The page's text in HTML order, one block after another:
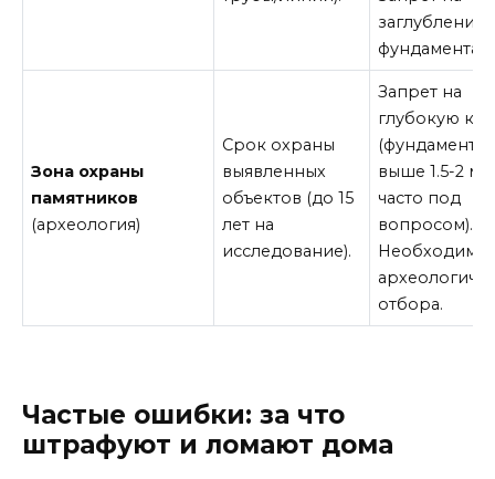
заглубление
фундамента.
Зона охраны
памятников
(археология)
Срок охраны
выявленных
объектов (до 15
лет на
исследование).
Запрет на
глубокую
(фундаменты
выше 1.5-2
часто под
вопросом).
отбора.
Частые ошибки: за что
штрафуют и ломают дома